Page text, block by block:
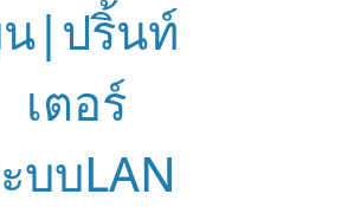
|ปริ้นท์
เตอร์
บบLAN